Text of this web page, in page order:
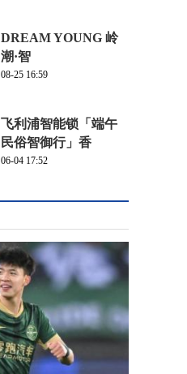
DREAM YOUNG 岭
潮·智
08-25 16:59
飞利浦智能锁「端午
民俗智御行」香
06-04 17:52